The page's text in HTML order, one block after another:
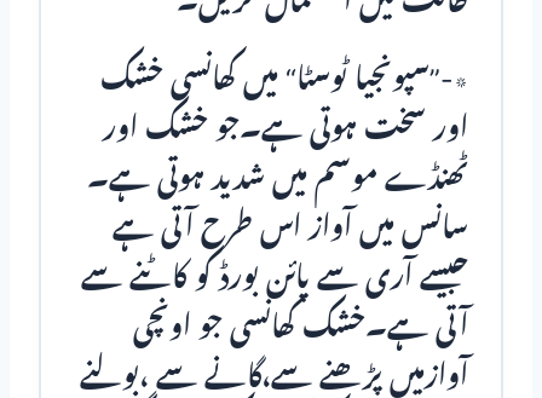
٭-”سپونجیا ٹوسٹا“ میں کھانسی خشک
اور سخت ہوتی ہے۔جو خشک اور
ٹھنڈے موسم میں شدید ہوتی ہے۔
سانس میں آواز اس طرح آتی ہے
جیسے آری سے پائن بورڈ کو کاٹنے سے
آتی ہے۔خشک کھانسی جو اونچی
آوازمیں پڑھنے سے،گانے سے ،بولنے